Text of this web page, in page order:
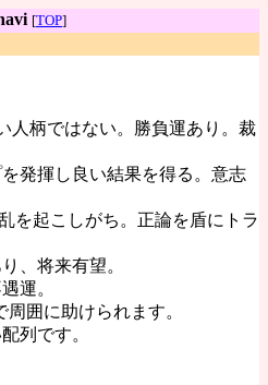
[TOP]
人柄ではない。勝負運あり。裁
発揮し良い結果を得る。意志
を起こしがち。正論を盾にトラ
、将来有望。
運。
囲に助けられます。
列です。